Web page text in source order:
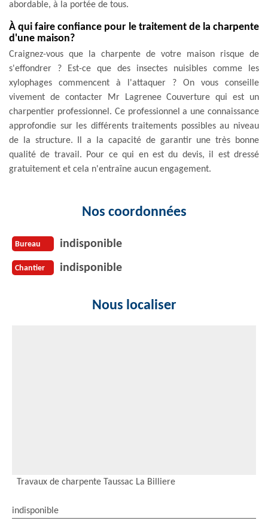
abordable, à la portée de tous.
À qui faire confiance pour le traitement de la charpente
d'une maison?
Craignez-vous que la charpente de votre maison risque de
s'effondrer ? Est-ce que des insectes nuisibles comme les
xylophages commencent à l'attaquer ? On vous conseille
vivement de contacter Mr Lagrenee Couverture qui est un
charpentier professionnel. Ce professionnel a une connaissance
approfondie sur les différents traitements possibles au niveau
de la structure. Il a la capacité de garantir une très bonne
qualité de travail. Pour ce qui en est du devis, il est dressé
gratuitement et cela n'entraîne aucun engagement.
Nos coordonnées
Bureau indisponible
Chantier indisponible
Nous localiser
Travaux de charpente Taussac La Billiere
indisponible